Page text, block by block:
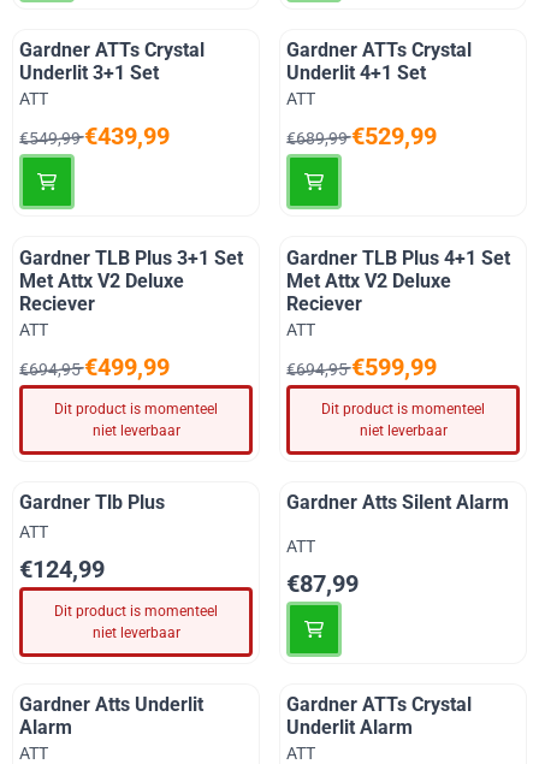
Gardner ATTs Crystal
Underlit 3+1 Set
Merk:
ATT
Van 549,99 voor 439,99
€549,99€439,99
Gardner ATTs Crystal
Underlit 4+1 Set
Merk:
ATT
Van 689,99 voor 529,99
€689,99€529,99
Gardner TLB Plus 3+1 Set
Met Attx V2 Deluxe
Reciever
Merk:
ATT
Van 694,95 voor 499,99
€694,95€499,99
Dit product is momenteel
niet leverbaar
Gardner TLB Plus 4+1 Set
Met Attx V2 Deluxe
Reciever
Merk:
ATT
Van 694,95 voor 599,99
€694,95€599,99
Dit product is momenteel
niet leverbaar
Gardner Tlb Plus
Merk:
ATT
Prijs: 124,99
€124,99
Dit product is momenteel
niet leverbaar
Gardner Atts Silent Alarm
Merk:
ATT
Prijs: 87,99
€87,99
Gardner Atts Underlit
Alarm
Merk:
ATT
Gardner ATTs Crystal
Underlit Alarm
Merk:
ATT